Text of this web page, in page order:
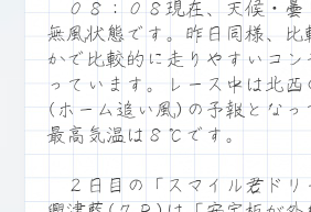
０８：０８現在、天候・曇
無風状態です。昨日同様、比
かで比較的に走りやすいコ
っています。レース中は北西
(ホーム追い風)の予報となっ
最高気温は８℃です。
２日目の「スマイル君ドリ